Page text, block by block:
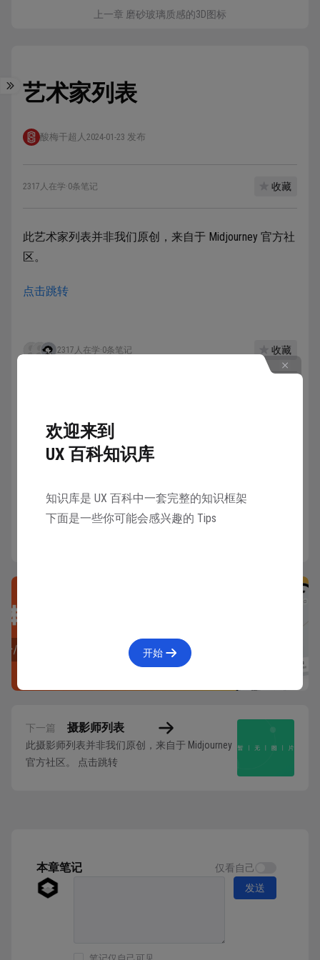
上一章 磨砂玻璃质感的3D图标
艺术家列表
酸梅干超人 2024-01-23 发布
2317人在学·0条笔记 收藏
此艺术家列表并非我们原创，来自于 Midjourney 官方社
区。
点击跳转
2317人在学·0条笔记 收藏
已学会
下一篇 摄影师列表
此摄影师列表并非我们原创，来自于 Midjourney
官方社区。 点击跳转
本章笔记 仅看自己
笔记仅自己可见
发送
欢迎来到
UX 百科知识库
知识库是 UX 百科中一套完整的知识框架
下面是一些你可能会感兴趣的 Tips
开始